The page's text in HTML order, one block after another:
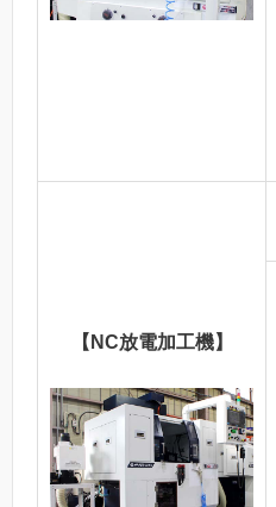
【NC放電加工機】